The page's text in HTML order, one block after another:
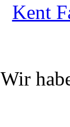
Kent
Wir